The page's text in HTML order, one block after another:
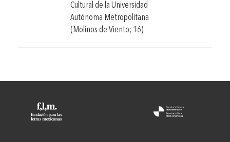
Cultural de la Universidad
Autónoma Metropolitana
(Molinos de Viento; 16).